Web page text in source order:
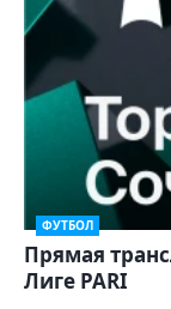
ФУТБОЛ
Прямая
Лиге PARI